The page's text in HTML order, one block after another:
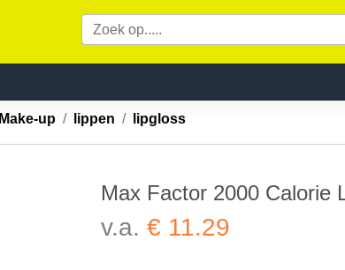
Make-up lippen lipgloss
Max Factor 2000 Calorie
v.a. € 11.29